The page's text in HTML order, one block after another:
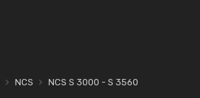
NCS NCS S 3000 - S 3560